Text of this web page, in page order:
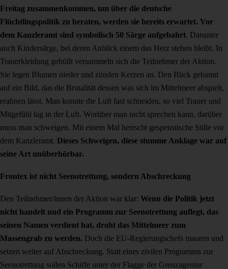
Freitag zusammenkommen, um über die deutsche
Flüchtlingspolitik zu beraten, werden sie bereits erwartet. Vor
dem Kanzleramt sind symbolisch 50 Särge aufgebahrt. Darunter
auch Kindersärge, bei deren Anblick einem das Herz stehen bleibt. In
Trauerkleidung gehüllt versammeln sich die Teilnehmer der Aktion.
Sie legen Blumen nieder und zünden Kerzen an. Den Blick gebannt
auf ein Bild, das die Brutalität dessen was sich im Mittelmeer abspielt,
erahnen lässt. Man konnte die Luft fast schneiden, so viel Trauer und
Mitgefühl lag in der Luft. Worüber man nicht sprechen kann, darüber
muss man schweigen. Mit einem Mal herrscht gespenstische Stille vor
dem Kanzleramt. Dieses Schweigen, diese stumme Anklage war auf
seine Art unüberhörbar.
Frontex ist nicht Seenotrettung, sondern Abschreckung
Den Teilnehmer/innen der Aktion war klar: Wenn die Politik jetzt
nicht handelt und ein Programm zur Seenotrettung auflegt, das
seinen Namen verdient hat, droht das Mittelmeer zum
Massengrab zu werden. Doch die EU-Regierungschefs mauern und
setzen weiter auf Abschreckung. Statt eines zivilen Programms zur
Seenotrettung sollen Schiffe unter der Flagge der Grenzagentur